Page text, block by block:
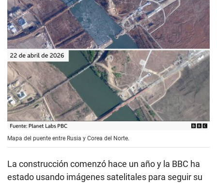
Mapa del puente entre Rusia y Corea del Norte.
La construcción comenzó hace un año y la BBC ha
estado usando imágenes satelitales para seguir su